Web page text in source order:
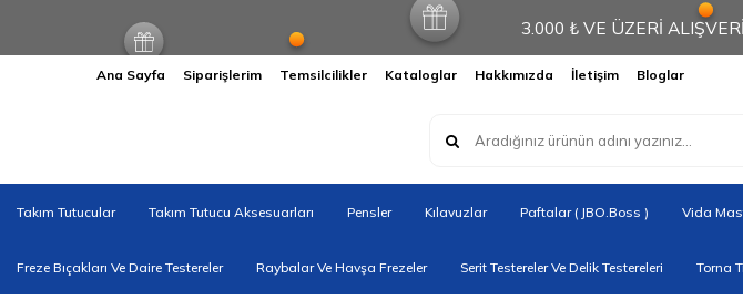
3.000 ₺ VE ÜZERİ
Ana Sayfa Siparişlerim Temsilcilikler Kataloglar Hakkımızda İletişim Bloglar
Takım Tutucular Takım Tutucu Aksesuarları Pensler Kılavuzlar Paftalar ( JBO.Boss ) Vida
Freze Bıçakları Ve Daire Testereler Raybalar Ve Havşa Frezeler Serit Testereler Ve Delik Testereleri Torna